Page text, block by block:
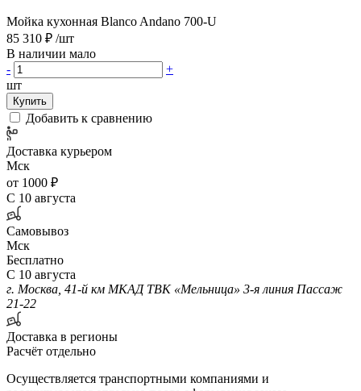
Мойка кухонная Blanco Andano 700-U
85 310 ₽ /шт
В наличии мало
-
+
шт
Купить
Добавить к сравнению
Доставка курьером
Мск
от 1000 ₽
С 10 августа
Самовывоз
Мск
Бесплатно
С 10 августа
г. Москва, 41-й км МКАД ТВК «Мельница» 3-я линия Пассаж
21-22
Доставка в регионы
Расчёт отдельно
Осуществляется транспортными компаниями и